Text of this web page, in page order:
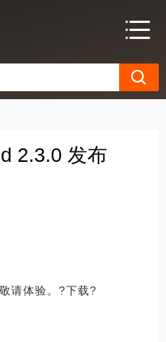
2.3.0 发布
请体验。?下载?